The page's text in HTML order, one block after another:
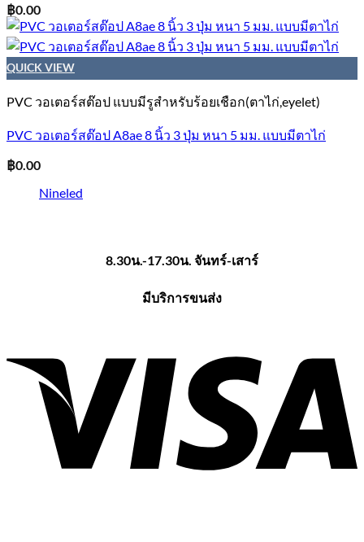
฿0.00
QUICK VIEW
PVC วอเตอร์สต๊อป แบบมีรูสำหรับร้อยเชือก(ตาไก่,eyelet)
PVC วอเตอร์สต๊อป A8ae 8 นิ้ว 3 ปุ่ม หนา 5 มม. แบบมีตาไก่
฿0.00
Nineled
8.30น.-17.30น. จันทร์-เสาร์
มีบริการขนส่ง